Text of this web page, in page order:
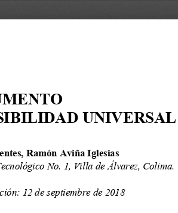
UNIVERSAL
, Ramón Aviña Iglesias
No. 1, Villa de Álvarez, Colima.
: 12 de septiembre de 2018